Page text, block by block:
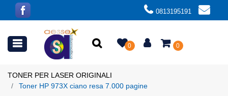
0813195191
Open menu 0 0
TONER PER LASER ORIGINALI
Toner HP 973X ciano resa 7.000 pagine